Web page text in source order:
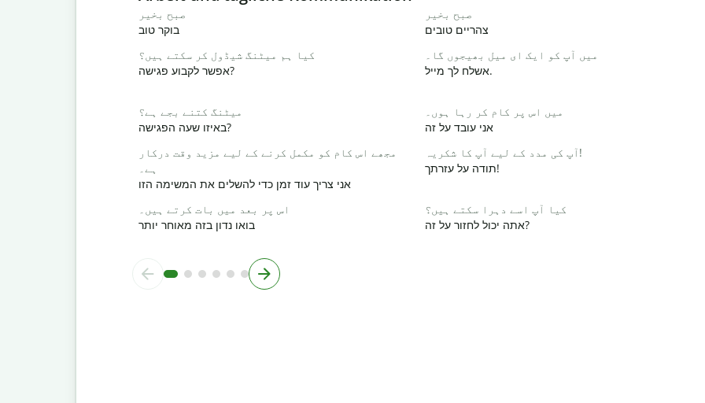
صبح بخیر
בוקר טוב
صبح بخیر
צהריים טובים
کیا ہم میٹنگ شیڈول کر سکتے ہیں؟
אפשר לקבוע פגישה?
میں آپ کو ایک ای میل بھیجوں گا۔
אשלח לך מייל.
میٹنگ کتنے بجے ہے؟
באיזו שעה הפגישה?
میں اس پر کام کر رہا ہوں۔
אני עובד על זה
مجھے اس کام کو مکمل کرنے کے لیے مزید وقت درکار
ہے۔
אני צריך עוד זמן כדי להשלים את המשימה הזו
آپ کی مدد کے لیے آپ کا شکریہ!
תודה על עזרתך!
اس پر بعد میں بات کرتے ہیں۔
בואו נדון בזה מאוחר יותר
کیا آپ اسے دہرا سکتے ہیں؟
אתה יכול לחזור על זה?